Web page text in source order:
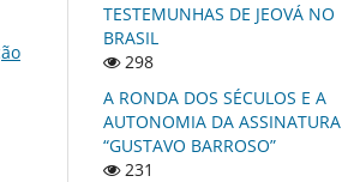
TESTEMUNHAS DE JEOVÁ NO
BRASIL
298
A RONDA DOS SÉCULOS E A
AUTONOMIA DA ASSINATURA
“GUSTAVO BARROSO”
231